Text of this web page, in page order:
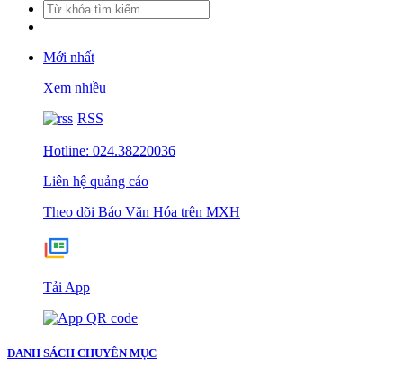
Mới nhất
Xem nhiều
RSS
Hotline: 024.38220036
Liên hệ quảng cáo
Theo dõi Báo Văn Hóa trên MXH
Tải App
DANH SÁCH CHUYÊN MỤC